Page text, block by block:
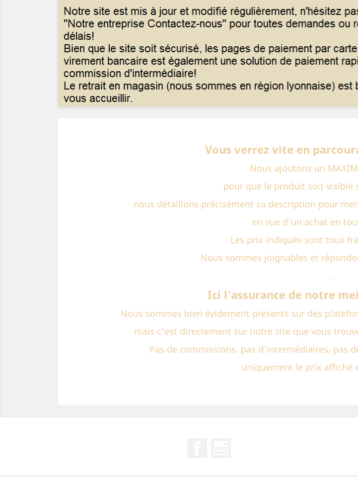
Vous verrez vite en
Nous ajoutons un
pour que le produit soit visible
nous détaillons précisément sa description pour
en vue d'un achat en
Les prix indiqués sont tous
Nous sommes joignables et
.
Ici l'assurance de notre
Nous sommes bien évidement présents sur des
mais c'est directement sur notre site que vous
Pas de commissions, pas d'intermédiaires, pas
uniquement le prix affiché